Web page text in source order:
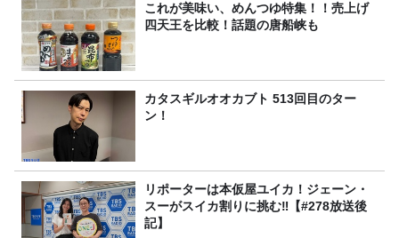
これが美味い、めんつゆ特集！！売上げ
四天王を比較！話題の唐船峡も
カタスギルオオカブト 513回目のター
ン！
リポーターは本仮屋ユイカ！ジェーン・
スーがスイカ割りに挑む‼【#278放送後
記】